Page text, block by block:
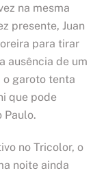
na mesma
presente, Juan
para tirar
ausência de um
o garoto tenta
que pode
Paulo.
no Tricolor, o
noite ainda